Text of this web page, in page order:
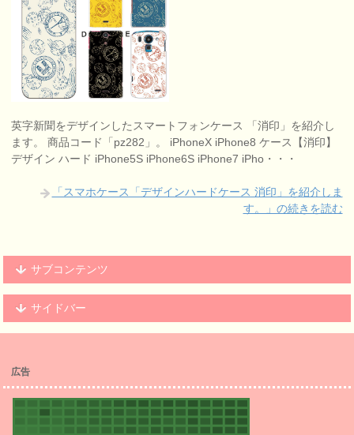
英字新聞をデザインしたスマートフォンケース 「消印」を紹介し
ます。 商品コード「pz282」。 iPhoneX iPhone8 ケース【消印】
デザイン ハード iPhone5S iPhone6S iPhone7 iPho・・・
「スマホケース「デザインハードケース 消印」を紹介しま
す。」の続きを読む
サブコンテンツ
サイドバー
広告